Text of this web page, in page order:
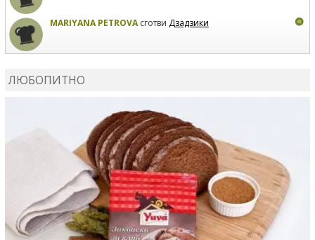
MARIYANA PETROVAсготви Дзадзики
ЛЮБОПИТНО